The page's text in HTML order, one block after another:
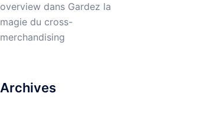
overviewdans Gardez la
magie du cross-
merchandising
Archives